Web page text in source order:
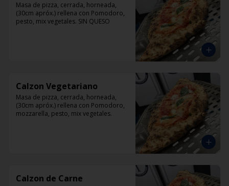
Masa de pizza, cerrada, horneada,
(30cm apróx.) rellena con Pomodoro,
pesto, mix vegetales. SIN QUESO
Calzon Vegetariano
Masa de pizza, cerrada, horneada,
(30cm apróx.) rellena con Pomodoro,
mozzarella, pesto, mix vegetales.
Calzon de Carne